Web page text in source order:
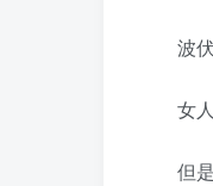
波伏
女人
但是